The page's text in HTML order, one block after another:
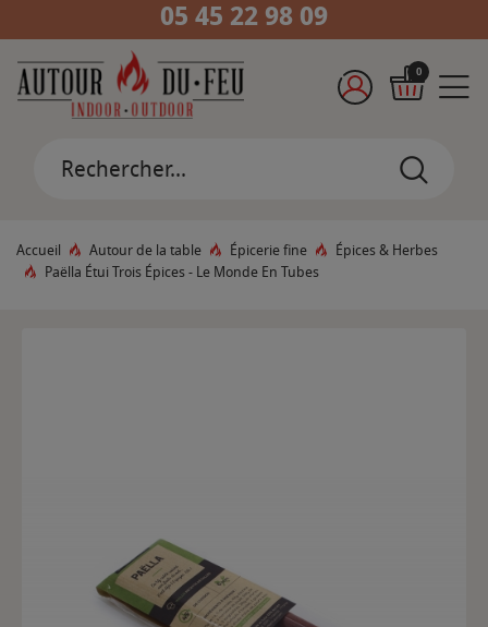
05 45 22 98 09
0
Accueil Autour de la table Épicerie fine
Épices & Herbes
Paëlla Étui Trois Épices - Le Monde En Tubes